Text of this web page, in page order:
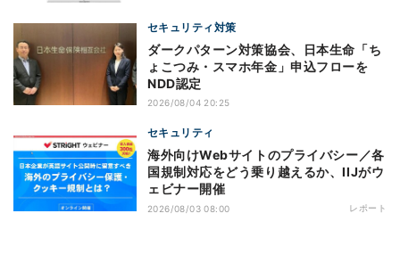
セキュリティ対策
ダークパターン対策協会、日本生命「ち
ょこつみ・スマホ年金」申込フローを
NDD認定
2026/08/04 20:25
セキュリティ
海外向けWebサイトのプライバシー／各
国規制対応をどう乗り越えるか、IIJがウ
ェビナー開催
2026/08/03 08:00 レポート